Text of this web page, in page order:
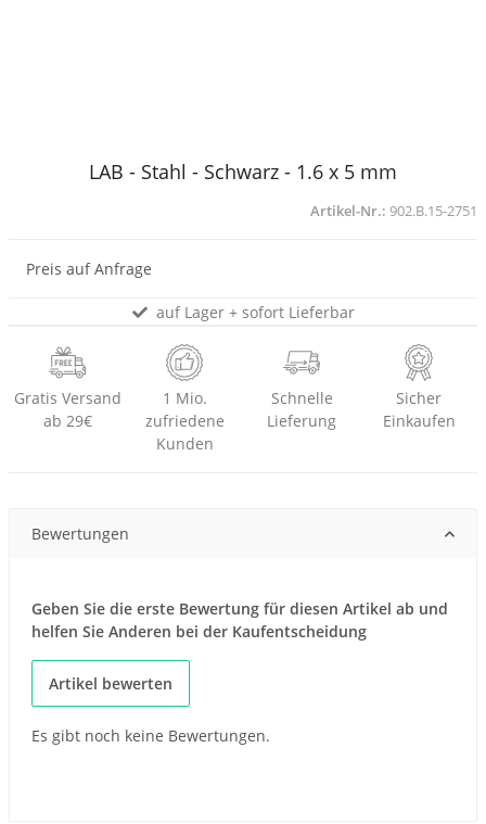
LAB - Stahl - Schwarz - 1.6 x 5 mm
Artikel-Nr.: 902.B.15-2751
Preis auf Anfrage
auf Lager + sofort Lieferbar
Gratis Versand
ab 29€
1 Mio.
zufriedene
Kunden
Schnelle
Lieferung
Sicher
Einkaufen
Bewertungen
Geben Sie die erste Bewertung für diesen Artikel ab und
helfen Sie Anderen bei der Kaufentscheidung
Artikel bewerten
Es gibt noch keine Bewertungen.